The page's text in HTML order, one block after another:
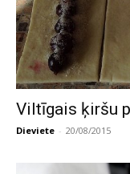
Viltīgais ķiršu
Dieviete - 20/08/2015